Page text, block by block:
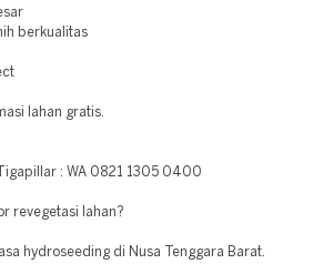
berkualitas
lahan gratis.
: WA 0821 1305 0400
revegetasi lahan?
hydroseeding di Nusa Tenggara Barat.